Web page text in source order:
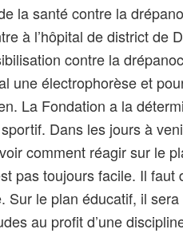
la santé contre la
à l’hôpital de district de
contre la
une électrophorèse et
La Fondation a la
Dans les jours à
comment réagir sur le
pas toujours facile. Il faut
Sur le plan éducatif, il
au profit d’une